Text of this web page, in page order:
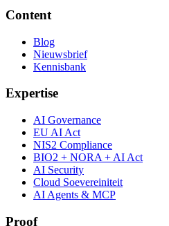
Content
Blog
Nieuwsbrief
Kennisbank
Expertise
AI Governance
EU AI Act
NIS2 Compliance
BIO2 + NORA + AI Act
AI Security
Cloud Soevereiniteit
AI Agents & MCP
Proof